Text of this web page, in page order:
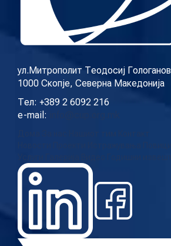
ул.Митрополит Теодосиј
1000 Скопје, Северна Македонија
Тел: +389 2 6092 216
e-mail: